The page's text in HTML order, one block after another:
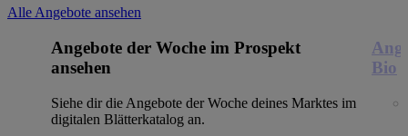
Alle Angebote ansehen
Angebote der Woche im Prospekt
ansehen
Siehe dir die Angebote der Woche deines Marktes im
digitalen Blätterkatalog an.
Bio